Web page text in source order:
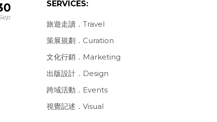
SERVICES:
旅遊走讀．Travel
策展規劃．Curation
文化行銷．Marketing
出版設計．Design
跨域活動．Events
視覺記述．Visual